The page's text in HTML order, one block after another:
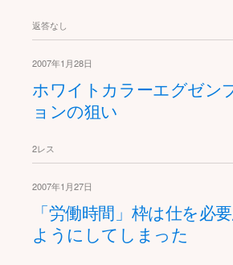
返答なし
2007年1月28日
ホワイトカラーエグゼン
ョンの狙い
2レス
2007年1月27日
「労働時間」枠は仕を必
ようにしてしまった